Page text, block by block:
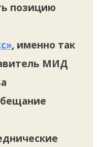
позицию
, именно так
МИД